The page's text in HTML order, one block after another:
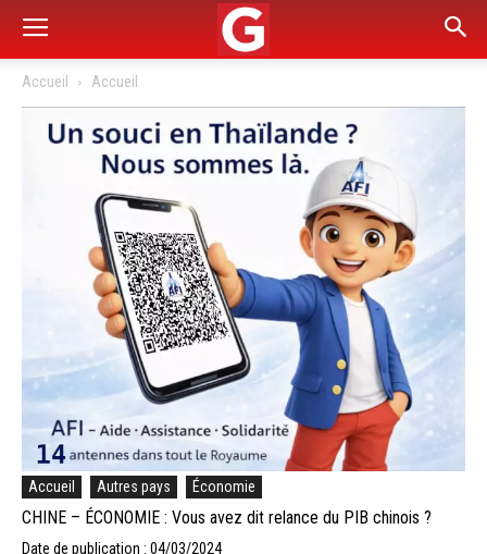
Accueil Accueil
Accueil Autres pays Économie
CHINE – ÉCONOMIE : Vous avez dit relance du PIB chinois ?
Date de publication : 04/03/2024